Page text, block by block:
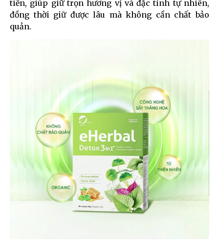
tiến, giúp giữ trọn hương vị và đặc tính tự nhiên,
đồng thời giữ được lâu mà không cần chất bảo
quản.